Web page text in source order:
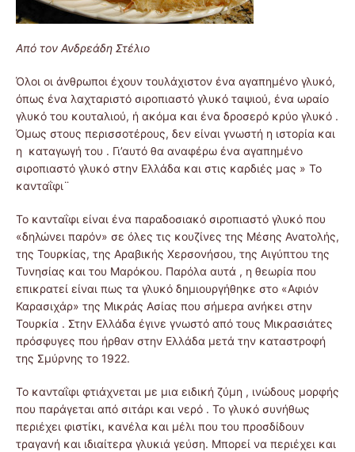
Από τον Ανδρεάδη Στέλιο
Όλοι οι άνθρωποι έχουν τουλάχιστον ένα αγαπημένο γλυκό,
όπως ένα λαχταριστό σιροπιαστό γλυκό ταψιού, ένα ωραίο
γλυκό του κουταλιού, ή ακόμα και ένα δροσερό κρύο γλυκό .
Όμως στους περισσοτέρους, δεν είναι γνωστή η ιστορία και
η καταγωγή του . Γι’αυτό θα αναφέρω ένα αγαπημένο
σιροπιαστό γλυκό στην Ελλάδα και στις καρδιές μας » Το
κανταΐφι¨
Το κανταΐφι είναι ένα παραδοσιακό σιροπιαστό γλυκό που
«δηλώνει παρόν» σε όλες τις κουζίνες της Μέσης Ανατολής,
της Τουρκίας, της Αραβικής Χερσονήσου, της Αιγύπτου της
Τυνησίας και του Μαρόκου. Παρόλα αυτά , η θεωρία που
επικρατεί είναι πως τα γλυκό δημιουργήθηκε στο «Αφιόν
Καρασιχάρ» της Μικράς Ασίας που σήμερα ανήκει στην
Τουρκία . Στην Ελλάδα έγινε γνωστό από τους Μικρασιάτες
πρόσφυγες που ήρθαν στην Ελλάδα μετά την καταστροφή
της Σμύρνης το 1922.
Το κανταΐφι φτιάχνεται με μια ειδική ζύμη , ινώδους μορφής
που παράγεται από σιτάρι και νερό . Το γλυκό συνήθως
περιέχει φιστίκι, κανέλα και μέλι που του προσδίδουν
τραγανή και ιδιαίτερα γλυκιά γεύση. Μπορεί να περιέχει και